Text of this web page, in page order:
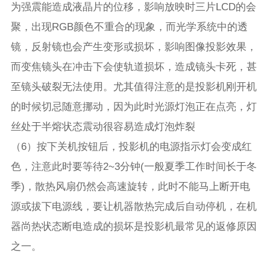
为强震能造成液晶片的位移，影响放映时三片LCD的会
聚，出现RGB颜色不重合的现象，而光学系统中的透
镜，反射镜也会产生变形或损坏，影响图像投影效果，
而变焦镜头在冲击下会使轨道损坏，造成镜头卡死，甚
至镜头破裂无法使用。尤其值得注意的是投影机刚开机
的时候切忌随意挪动，因为此时光源灯泡正在点亮，灯
丝处于半熔状态震动很容易造成灯泡炸裂
（6）按下关机按钮后，投影机的电源指示灯会变成红
色，注意此时要等待2~3分钟(一般夏季工作时间长于冬
季)，散热风扇仍然会高速旋转，此时不能马上断开电
源或拔下电源线，要让机器散热完成后自动停机，在机
器尚热状态断电造成的损坏是投影机最常见的返修原因
之一。